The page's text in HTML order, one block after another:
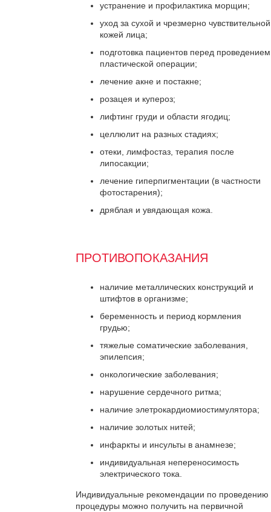
устранение и профилактика морщин;
уход за сухой и чрезмерно чувствительной
кожей лица;
подготовка пациентов перед проведением
пластической операции;
лечение акне и постакне;
розацея и купероз;
лифтинг груди и области ягодиц;
целлюлит на разных стадиях;
отеки, лимфостаз, терапия после
липосакции;
лечение гиперпигментации (в частности
фотостарения);
дряблая и увядающая кожа.
ПРОТИВОПОКАЗАНИЯ
наличие металлических конструкций и
штифтов в организме;
беременность и период кормления
грудью;
тяжелые соматические заболевания,
эпилепсия;
онкологические заболевания;
нарушение сердечного ритма;
наличие элетрокардиомиостимулятора;
наличие золотых нитей;
инфаркты и инсульты в анамнезе;
индивидуальная непереносимость
электрического тока.
Индивидуальные рекомендации по проведению
процедуры можно получить на первичной